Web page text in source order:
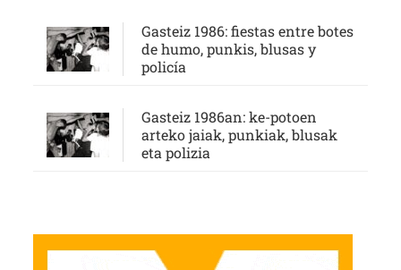
Gasteiz 1986: fiestas entre botes
de humo, punkis, blusas y
policía
Gasteiz 1986an: ke-potoen
arteko jaiak, punkiak, blusak
eta polizia